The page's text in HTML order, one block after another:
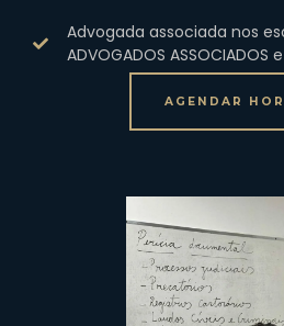
Advogada associada nos
ADVOGADOS ASSOCIADOS
AGENDAR